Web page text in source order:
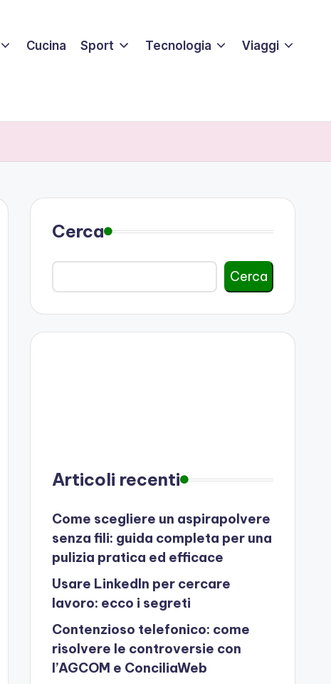
Cucina Sport Tecnologia Viaggi
Cerca
Cerca
Articoli recenti
Come scegliere un aspirapolvere
senza fili: guida completa per una
pulizia pratica ed efficace
Usare LinkedIn per cercare
lavoro: ecco i segreti
Contenzioso telefonico: come
risolvere le controversie con
l’AGCOM e ConciliaWeb